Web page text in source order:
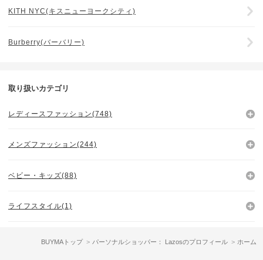
KITH NYC(キスニューヨークシティ)
Burberry(バーバリー)
取り扱いカテゴリ
レディースファッション(748)
メンズファッション(244)
ベビー・キッズ(88)
ライフスタイル(1)
BUYMAトップ パーソナルショッパー： Lazosのプロフィール ホーム